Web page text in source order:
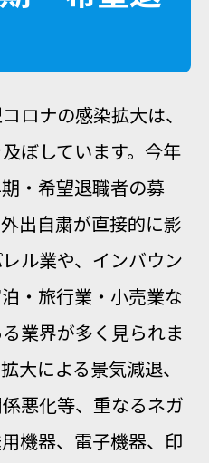
ロナの感染拡大は、
ぼしています。今年
・希望退職者の募
出自粛が直接的に影
ル業や、インバウン
・旅行業・小売業な
業界が多く見られま
大による景気減退、
悪化等、重なるネガ
機器、電子機器、印